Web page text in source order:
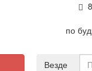
по
Везде